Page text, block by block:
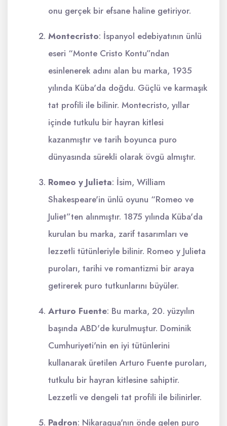
onu gerçek bir efsane haline getiriyor.
Montecristo: İspanyol edebiyatının ünlü
eseri “Monte Cristo Kontu”ndan
esinlenerek adını alan bu marka, 1935
yılında Küba'da doğdu. Güçlü ve karmaşık
tat profili ile bilinir. Montecristo, yıllar
içinde tutkulu bir hayran kitlesi
kazanmıştır ve tarih boyunca puro
dünyasında sürekli olarak övgü almıştır.
Romeo y Julieta: İsim, William
Shakespeare'in ünlü oyunu “Romeo ve
Juliet”ten alınmıştır. 1875 yılında Küba'da
kurulan bu marka, zarif tasarımları ve
lezzetli tütünleriyle bilinir. Romeo y Julieta
puroları, tarihi ve romantizmi bir araya
getirerek puro tutkunlarını büyüler.
Arturo Fuente: Bu marka, 20. yüzyılın
başında ABD'de kurulmuştur. Dominik
Cumhuriyeti'nin en iyi tütünlerini
kullanarak üretilen Arturo Fuente puroları,
tutkulu bir hayran kitlesine sahiptir.
Lezzetli ve dengeli tat profili ile bilinirler.
Padron: Nikaragua'nın önde gelen puro